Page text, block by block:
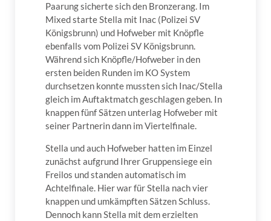
Paarung sicherte sich den Bronzerang. Im
Mixed starte Stella mit Inac (Polizei SV
Königsbrunn) und Hofweber mit Knöpfle
ebenfalls vom Polizei SV Königsbrunn.
Während sich Knöpfle/Hofweber in den
ersten beiden Runden im KO System
durchsetzen konnte mussten sich Inac/Stella
gleich im Auftaktmatch geschlagen geben. In
knappen fünf Sätzen unterlag Hofweber mit
seiner Partnerin dann im Viertelfinale.
Stella und auch Hofweber hatten im Einzel
zunächst aufgrund Ihrer Gruppensiege ein
Freilos und standen automatisch im
Achtelfinale. Hier war für Stella nach vier
knappen und umkämpften Sätzen Schluss.
Dennoch kann Stella mit dem erzielten